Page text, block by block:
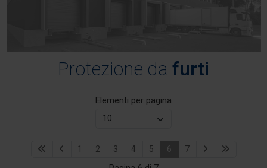
Protezione da furti
Elementi per pagina
1 2 3 4 5 6 7